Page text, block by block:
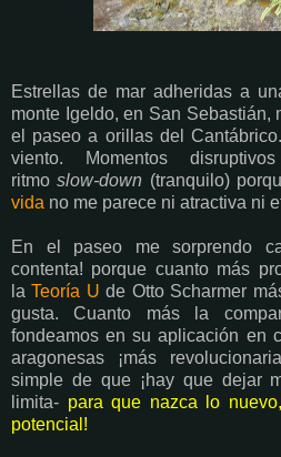
Estrellas de mar adheridas a
monte Igeldo, en San Sebastián,
el paseo a orillas del
viento. Momentos
ritmoslow-down (tranquilo)
vida no me parece ni atractiva
En el paseo me sorprendo
contenta! porque cuanto más
laTeoría U de Otto Scharmer
gusta. Cuanto más la
fondeamos en su aplicación en
aragonesas ¡más
simple de que ¡hay que dejar
limita- para que nazca lo
potencial!